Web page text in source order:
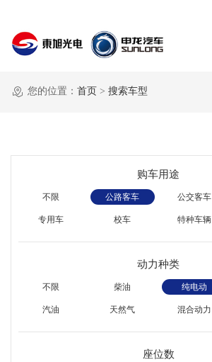
您的位置： 首页 > 搜索车型
购车用途
不限 公路客车 公交客车
专用车 校车 特种车辆
动力种类
不限 柴油 纯电动
汽油 天然气 混合动力
座位数